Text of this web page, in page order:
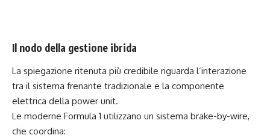
Il nodo della gestione ibrida
La spiegazione ritenuta più credibile riguarda l’interazione
tra il sistema frenante tradizionale e la componente
elettrica della power unit.
Le moderne Formula 1 utilizzano un sistema brake-by-wire,
che coordina: